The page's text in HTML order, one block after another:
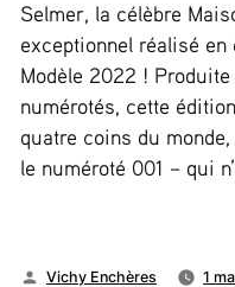
Selmer, la célèbre
exceptionnel réalisé en
Modèle 2022 !
numérotés, cette
quatre coins du
le numéroté 001 – qui
Publié
Vichy Enchères
1